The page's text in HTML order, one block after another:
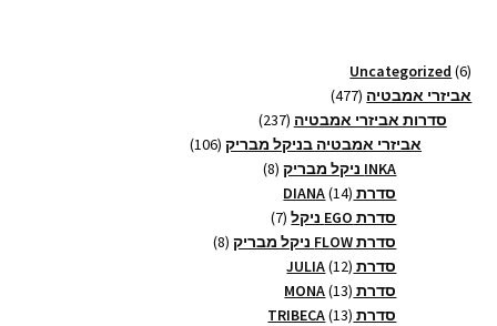
Uncategorized 6
6
מוצרים
אביזרי אמבטיה 477
477
מוצרים
סדרות אביזרי אמבטיה 237
237
מוצרים
אביזרי אמבטיה בניקל מבריק 106
106
INKA ניקל מבריק 8
8
סדרת DIANA 14
14
מוצרים סדרת EGO ניקל 7
7
מוצרים
סדרת FLOW ניקל מבריק 8
8
סדרת JULIA 12
12
מוצרים סדרת MONA 13
13
מוצרים סדרת TRIBECA 13
13